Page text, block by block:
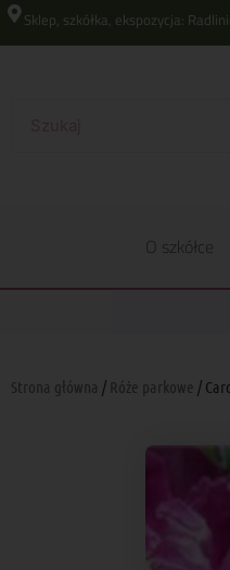
Sklep, szkółka, ekspozycja:
O szkółce
Strona główna / Róże parkowe /